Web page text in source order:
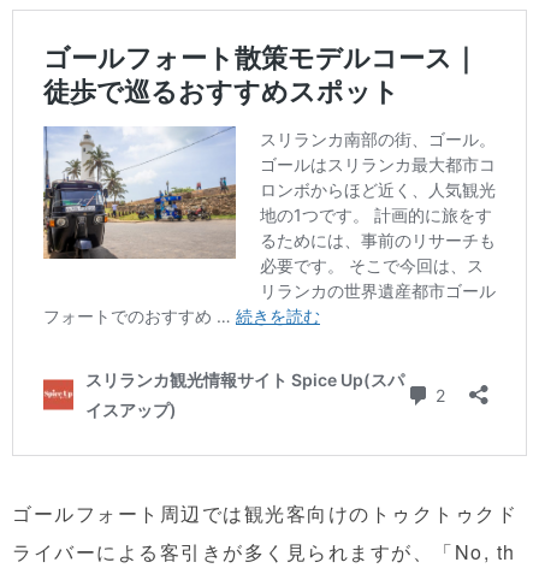
ゴールフォート周辺では観光客向けのトゥクトゥクド
ライバーによる客引きが多く見られますが、「No, th